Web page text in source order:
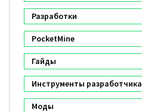
Разработки
PocketMine
Гайды
Инструменты разработчика
Моды